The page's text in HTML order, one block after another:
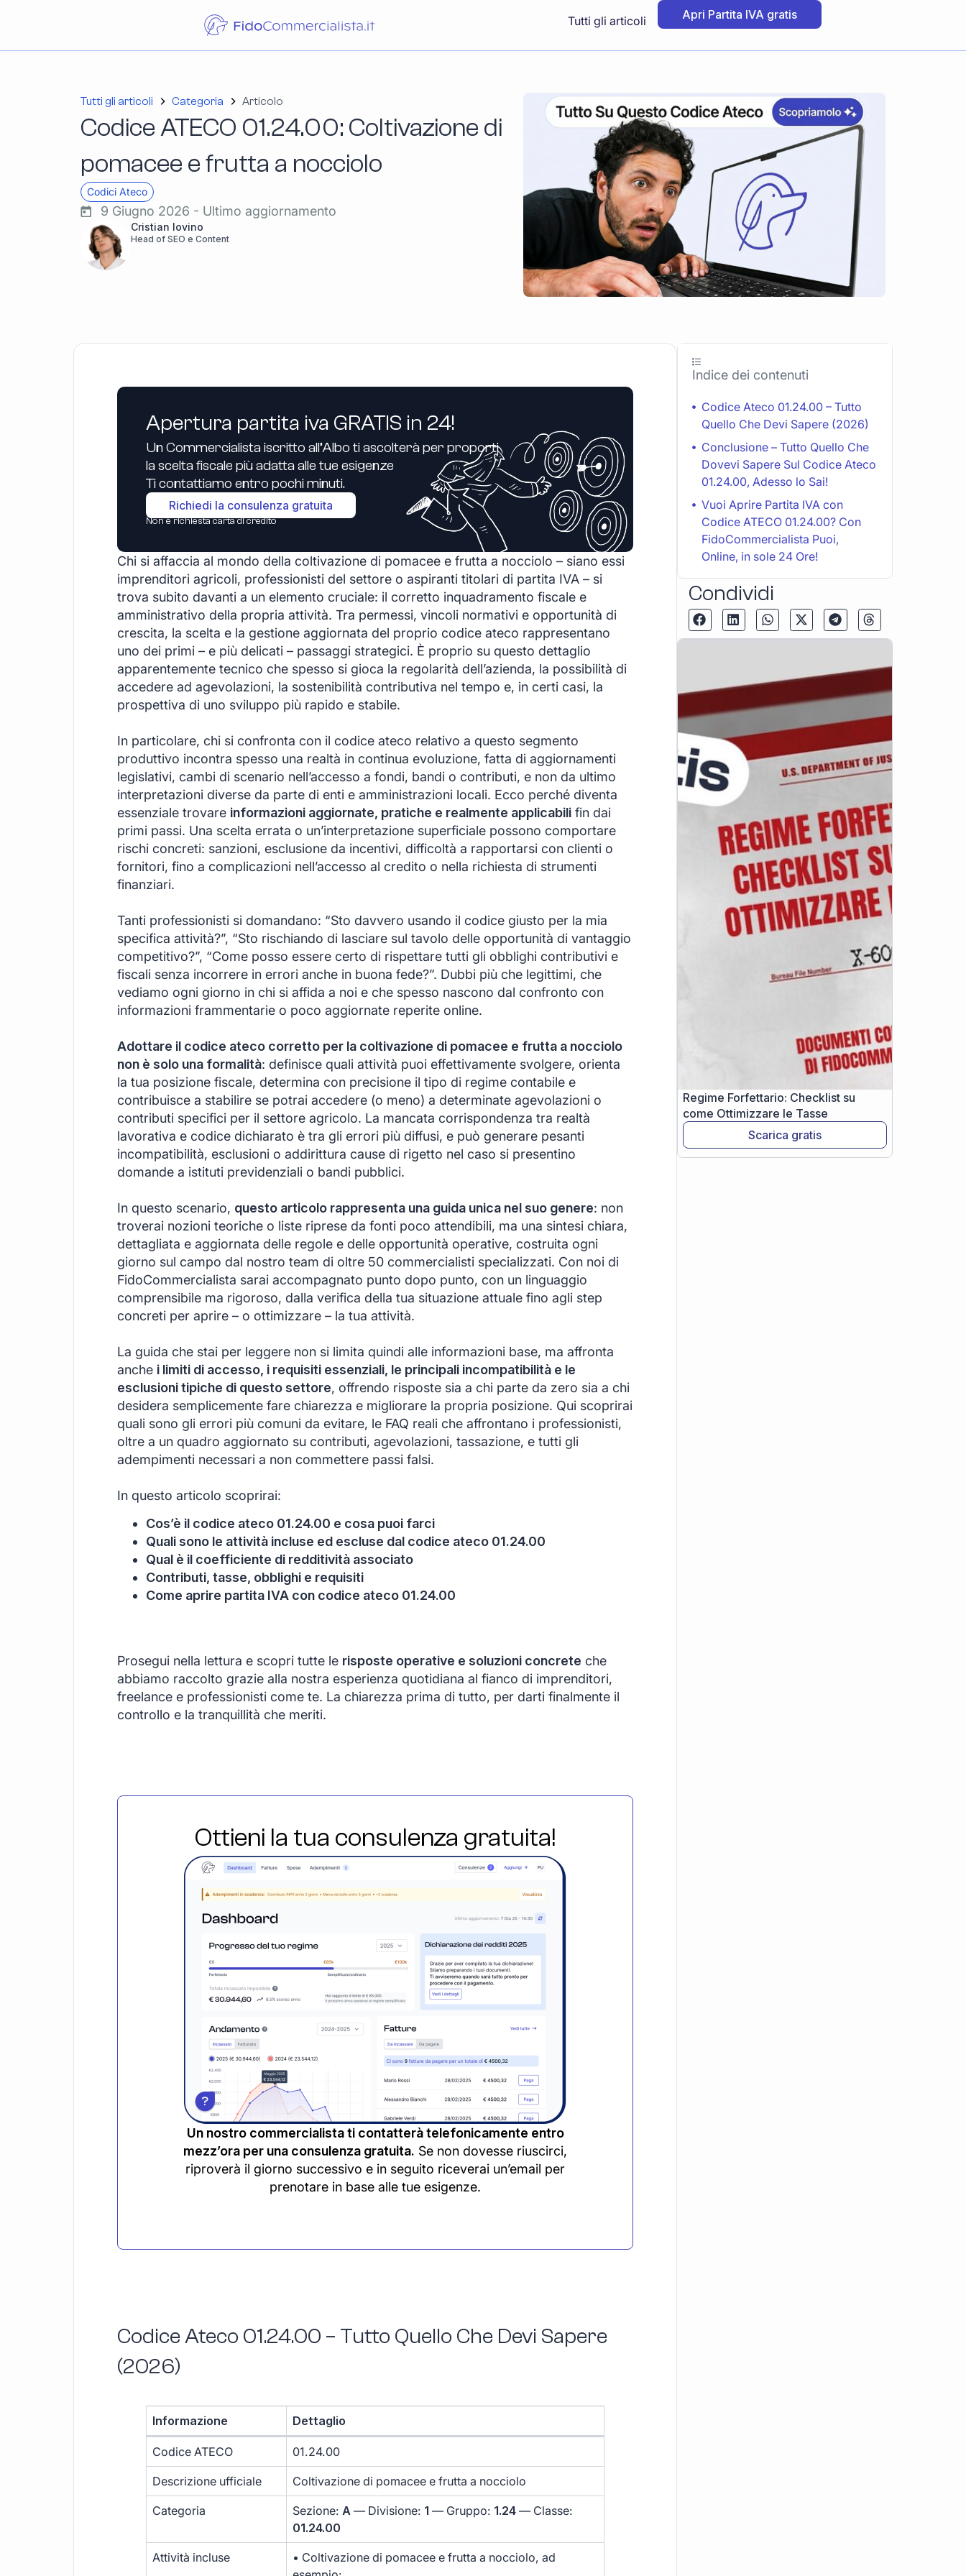
Tutti gli articoli Apri Partita IVA gratis
Tutti gli articoli Categoria Articolo
Codice ATECO 01.24.00: Coltivazione di
pomacee e frutta a nocciolo
Codici Ateco
9 Giugno 2026 - Ultimo aggiornamento
Cristian Iovino
Head of SEO e Content
Apertura partita iva GRATIS in 24!
Un Commercialista iscritto all’Albo ti ascolterà per proporti
la scelta fiscale più adatta alle tue esigenze
Ti contattiamo entro pochi minuti.
Richiedi la consulenza gratuita
Non è richiesta carta di credito
Chi si affaccia al mondo della coltivazione di pomacee e frutta a nocciolo – siano essi
imprenditori agricoli, professionisti del settore o aspiranti titolari di partita IVA – si
trova subito davanti a un elemento cruciale: il corretto inquadramento fiscale e
amministrativo della propria attività. Tra permessi, vincoli normativi e opportunità di
crescita, la scelta e la gestione aggiornata del proprio codice ateco rappresentano
uno dei primi – e più delicati – passaggi strategici. È proprio su questo dettaglio
apparentemente tecnico che spesso si gioca la regolarità dell’azienda, la possibilità di
accedere ad agevolazioni, la sostenibilità contributiva nel tempo e, in certi casi, la
prospettiva di uno sviluppo più rapido e stabile.
In particolare, chi si confronta con il codice ateco relativo a questo segmento
produttivo incontra spesso una realtà in continua evoluzione, fatta di aggiornamenti
legislativi, cambi di scenario nell’accesso a fondi, bandi o contributi, e non da ultimo
interpretazioni diverse da parte di enti e amministrazioni locali. Ecco perché diventa
essenziale trovare informazioni aggiornate, pratiche e realmente applicabili fin dai
primi passi. Una scelta errata o un’interpretazione superficiale possono comportare
rischi concreti: sanzioni, esclusione da incentivi, difficoltà a rapportarsi con clienti o
fornitori, fino a complicazioni nell’accesso al credito o nella richiesta di strumenti
finanziari.
Tanti professionisti si domandano: “Sto davvero usando il codice giusto per la mia
specifica attività?”, “Sto rischiando di lasciare sul tavolo delle opportunità di vantaggio
competitivo?”, “Come posso essere certo di rispettare tutti gli obblighi contributivi e
fiscali senza incorrere in errori anche in buona fede?”. Dubbi più che legittimi, che
vediamo ogni giorno in chi si affida a noi e che spesso nascono dal confronto con
informazioni frammentarie o poco aggiornate reperite online.
Adottare il codice ateco corretto per la coltivazione di pomacee e frutta a nocciolo
non è solo una formalità: definisce quali attività puoi effettivamente svolgere, orienta
la tua posizione fiscale, determina con precisione il tipo di regime contabile e
contribuisce a stabilire se potrai accedere (o meno) a determinate agevolazioni o
contributi specifici per il settore agricolo. La mancata corrispondenza tra realtà
lavorativa e codice dichiarato è tra gli errori più diffusi, e può generare pesanti
incompatibilità, esclusioni o addirittura cause di rigetto nel caso si presentino
domande a istituti previdenziali o bandi pubblici.
In questo scenario, questo articolo rappresenta una guida unica nel suo genere: non
troverai nozioni teoriche o liste riprese da fonti poco attendibili, ma una sintesi chiara,
dettagliata e aggiornata delle regole e delle opportunità operative, costruita ogni
giorno sul campo dal nostro team di oltre 50 commercialisti specializzati. Con noi di
FidoCommercialista sarai accompagnato punto dopo punto, con un linguaggio
comprensibile ma rigoroso, dalla verifica della tua situazione attuale fino agli step
concreti per aprire – o ottimizzare – la tua attività.
La guida che stai per leggere non si limita quindi alle informazioni base, ma affronta
anche i limiti di accesso, i requisiti essenziali, le principali incompatibilità e le
esclusioni tipiche di questo settore, offrendo risposte sia a chi parte da zero sia a chi
desidera semplicemente fare chiarezza e migliorare la propria posizione. Qui scoprirai
quali sono gli errori più comuni da evitare, le FAQ reali che affrontano i professionisti,
oltre a un quadro aggiornato su contributi, agevolazioni, tassazione, e tutti gli
adempimenti necessari a non commettere passi falsi.
In questo articolo scoprirai:
Cos’è il codice ateco 01.24.00 e cosa puoi farci
Quali sono le attività incluse ed escluse dal codice ateco 01.24.00
Qual è il coefficiente di redditività associato
Contributi, tasse, obblighi e requisiti
Come aprire partita IVA con codice ateco 01.24.00
Prosegui nella lettura e scopri tutte le risposte operative e soluzioni concrete che
abbiamo raccolto grazie alla nostra esperienza quotidiana al fianco di imprenditori,
freelance e professionisti come te. La chiarezza prima di tutto, per darti finalmente il
controllo e la tranquillità che meriti.
Ottieni la tua consulenza gratuita!
Un nostro commercialista ti contatterà telefonicamente entro
mezz’ora per una consulenza gratuita. Se non dovesse riuscirci,
riproverà il giorno successivo e in seguito riceverai un’email per
prenotare in base alle tue esigenze.
Codice Ateco 01.24.00 – Tutto Quello Che Devi Sapere
(2026)
Informazione Dettaglio
Codice ATECO 01.24.00
Descrizione ufficiale Coltivazione di pomacee e frutta a nocciolo
Categoria Sezione:A — Divisione: 1 — Gruppo: 1.24 — Classe:
01.24.00
Attività incluse
• Coltivazione di pomacee e frutta a nocciolo, ad
Indice dei contenuti
Codice Ateco 01.24.00 – Tutto
Quello Che Devi Sapere (2026)
Conclusione – Tutto Quello Che
Dovevi Sapere Sul Codice Ateco
01.24.00, Adesso lo Sai!
Vuoi Aprire Partita IVA con
Codice ATECO 01.24.00? Con
FidoCommercialista Puoi,
Online, in sole 24 Ore!
Condividi
Regime Forfettario: Checklist su
come Ottimizzare le Tasse
Scarica gratis